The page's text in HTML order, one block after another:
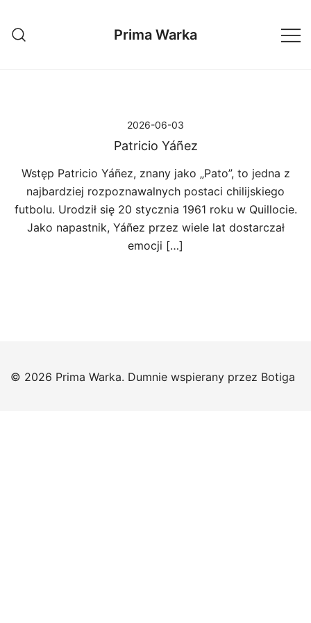
treści
Prima Warka
2026-06-03
Patricio Yáñez
Wstęp Patricio Yáñez, znany jako „Pato”, to jedna z
najbardziej rozpoznawalnych postaci chilijskiego
futbolu. Urodził się 20 stycznia 1961 roku w Quillocie.
Jako napastnik, Yáñez przez wiele lat dostarczał
emocji […]
© 2026 Prima Warka. Dumnie wspierany przez Botiga